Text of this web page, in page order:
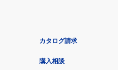
カタログ請求
購入相談